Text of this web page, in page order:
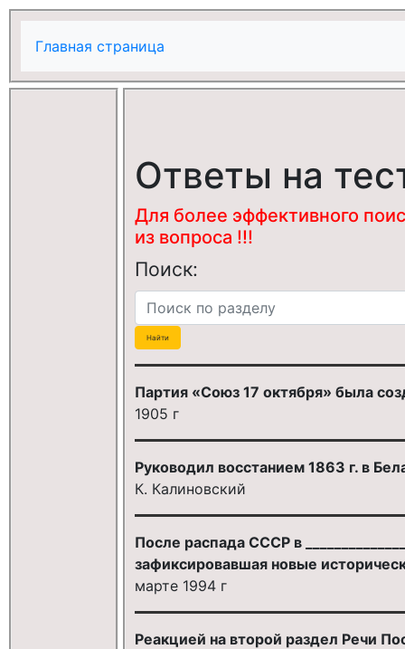
Главная страница
Ответы на
Для более эффективного
из вопроса !!!
Поиск:
Партия «Союз 17 октября» была
1905 г
Руководил восстанием 1863 г. в
К. Калиновский
После распада СССР в
зафиксировавшая новые
марте 1994 г
Реакцией на второй раздел Речи